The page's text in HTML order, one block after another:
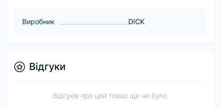
Виробник DICK
Відгуки
Відгуків про цей товар ще не було.